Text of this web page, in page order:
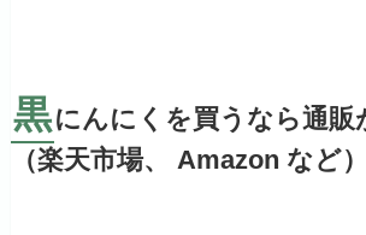
黒にんにくを買うなら通販
（楽天市場、 Amazon など）